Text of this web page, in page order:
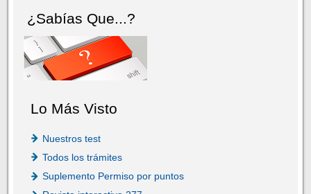
¿Sabías Que...?
Lo Más Visto
Nuestros test
Todos los trámites
Suplemento Permiso por puntos